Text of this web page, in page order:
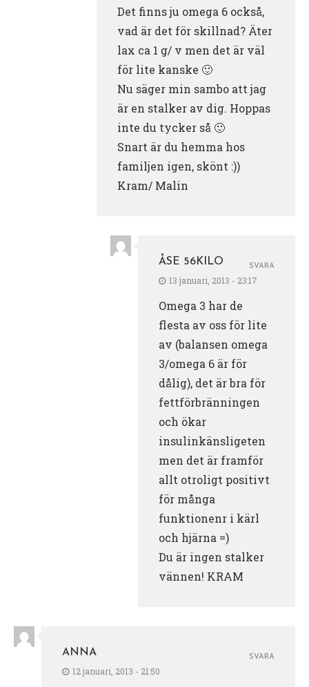
Det finns ju omega 6 också,
vad är det för skillnad? Äter
lax ca 1 g/ v men det är väl
för lite kanske 🙂
Nu säger min sambo att jag
är en stalker av dig. Hoppas
inte du tycker så 🙂
Snart är du hemma hos
familjen igen, skönt :))
Kram/ Malin
ÅSE 56KILO
13 januari, 2013 - 23:17
Omega 3 har de
flesta av oss för lite
av (balansen omega
3/omega 6 är för
dålig), det är bra för
fettförbränningen
och ökar
insulinkänsligeten
men det är framför
allt otroligt positivt
för många
funktionenr i kärl
och hjärna =)
Du är ingen stalker
vännen! KRAM
SVARA
ANNA
12 januari, 2013 - 21:50
SVARA